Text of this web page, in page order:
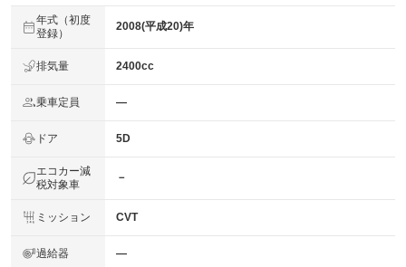
年式（初度
登録）
2008(平成20)年
排気量 2400cc
乗車定員 ―
ドア 5D
エコカー減
税対象車
－
ミッション CVT
過給器 ―